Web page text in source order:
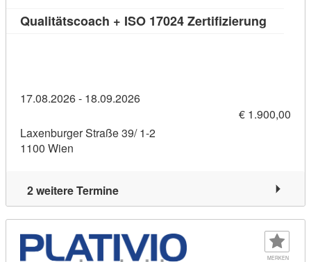
Qualitätscoach + ISO 17024 Zertifizierung
17.08.2026 - 18.09.2026
€ 1.900,00
Laxenburger Straße 39/ 1-2
1100 Wien
2 weitere Termine
MERKEN